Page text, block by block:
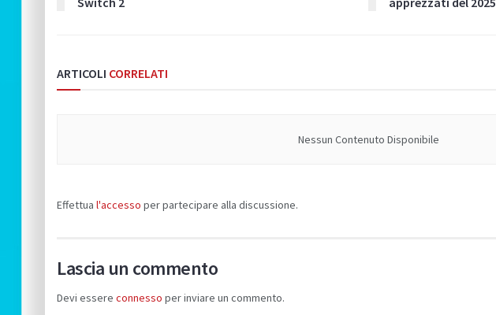
ARTICOLI CORRELATI
Nessun Contenuto Disponibile
Effettua l'accesso per partecipare alla discussione.
Lascia un commento
Devi essere connesso per inviare un commento.